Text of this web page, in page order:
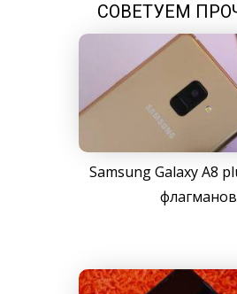
СОВЕТУЕМ
Samsung Galaxy A8
флагманов